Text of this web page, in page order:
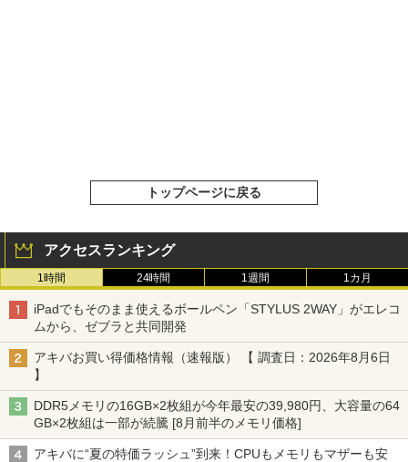
トップページに戻る
アクセスランキング
1時間 24時間 1週間 1カ月
iPadでもそのまま使えるボールペン「STYLUS 2WAY」がエレコ
ムから、ゼブラと共同開発
アキバお買い得価格情報（速報版） 【 調査日：2026年8月6日
】
DDR5メモリの16GB×2枚組が今年最安の39,980円、大容量の64
GB×2枚組は一部が続騰 [8月前半のメモリ価格]
アキバに“夏の特価ラッシュ”到来！CPUもメモリもマザーも安